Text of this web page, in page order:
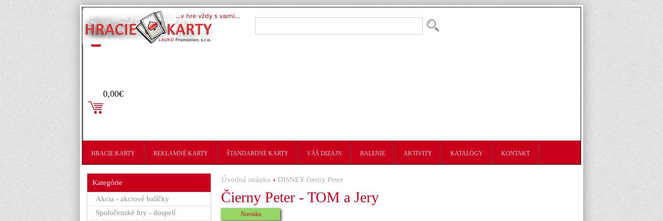
Prihlásenie
0,00€
HRACIE KARTY REKLAMNÉ KARTY ŠTANDARDNÉ KARTY VÁŠ DIZAJN BALENIE AKTIVITY KATALÓGY KONTAKT
Úvodná stránka DISNEY čierny Peter
Čierny Peter - TOM a Jery
Novinka
Kategórie
Akcia - akciové balíčky
Spoločenské hry - dospelí